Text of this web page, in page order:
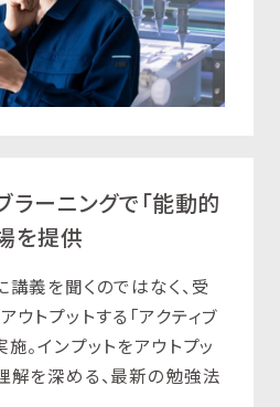
ラーニングで「能動的
を提供
講義を聞くのではなく、受
トプットする「アクティブ
。インプットをアウトプッ
解を深める、最新の勉強法